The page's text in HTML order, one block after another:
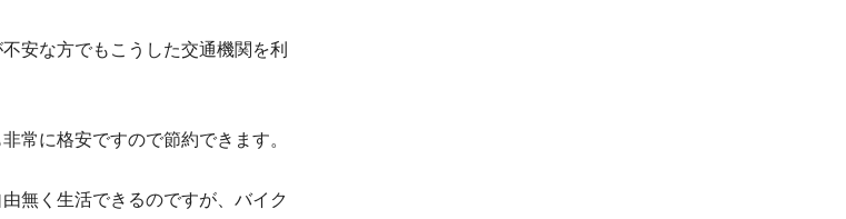
や富裕層がタイランドエリートを取得？タイ最強ビザの正体
安な方でもこうした交通機関を利
常に格安ですので節約できます。
無く生活できるのですが、バイク